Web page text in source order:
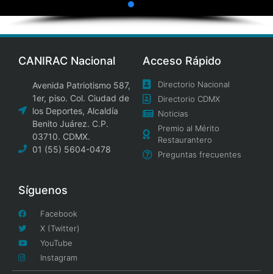
CANIRAC Nacional
Avenida Patriotismo 587,
1er, piso. Col. Ciudad de
los Deportes, Alcaldía
Benito Juárez. C.P.
03710. CDMX.
01 (55) 5604-0478
Acceso Rápido
Directorio Nacional
Directorio CDMX
Noticias
Premio al Mérito
Restaurantero
Preguntas frecuentes
Síguenos
Facebook
X (Twitter)
YouTube
Instagram